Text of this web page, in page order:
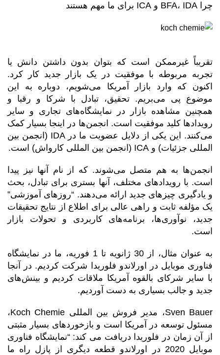
چرا BFA، IDA و ICA برای ما مهم هستند
تقریباً غیرممکن است که بتوان بدون داشتن دانش یا
تجربه مربوطه با موفقیت در یک بازار جدید کار کرد.
اکنون که وارد بازار آمریکا می‌شویم، دوباره به این
موضوع پی می‌بریم. تحقیق، تبادل با شرکا و رقبا و
همچنین مشاهده بازار در نمایشگاه‌های تجاری و سایر
رویدادها کلید موفقیت است. انجمن‌ها در اینجا بسیار کمک
می‌کنند. این یکی از دلایل عضویت ما در IDA (انجمن بین
المللی جزئیات) و ICA (انجمن بین المللی کارواش) است.
انجمن‌ها به هم متصل می‌شوند. که از نام آنها نیز پیدا
است. با رویدادهای مختلف، آنها بستری برای تبادل، بحث
و یادگیری چیزهای جدید ارائه می‌دهند. “روزهای آموزشی”
یک مؤلفه ثابت و راهی عالی برای اطلاع از نتایج تحقیقات
جدید، نوآوری‌ها، برنامه‌های کاربردی و تحولات بازار
است.
به عنوان مثال، از 30 ژانویه تا 1 فوریه، ما در نمایشگاه
فناوری موبایل در اورلاندو فلوریدا شرکت کردیم. در آنجا
با سایر شرکای بالقوه آمریکا ملاقات کردیم و بینش‌های
جدید و جالب بسیاری به دست آوردیم.
Sven Bauer، مدیر فروش بین المللی Koch Chemie،
مسئول توسعه در آمریکا است و بازخوردهای بسیار مثبتی
از آن زمان در فلوریدا دریافت می کند: “نمایشگاه فناوری
موبایل 2020 در اورلاندو قطعه دیگری از پازل راه ما